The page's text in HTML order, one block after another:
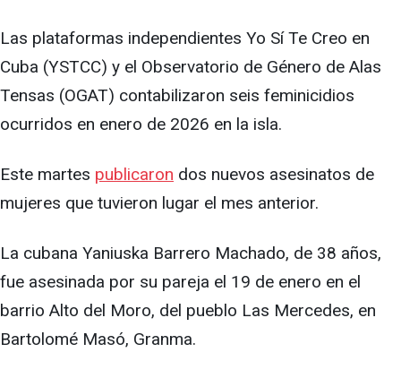
Las plataformas independientes Yo Sí Te Creo en
Cuba (YSTCC) y el Observatorio de Género de Alas
Tensas (OGAT) contabilizaron seis feminicidios
ocurridos en enero de 2026 en la isla.
Este martes publicaron dos nuevos asesinatos de
mujeres que tuvieron lugar el mes anterior.
La cubana Yaniuska Barrero Machado, de 38 años,
fue asesinada por su pareja el 19 de enero en el
barrio Alto del Moro, del pueblo Las Mercedes, en
Bartolomé Masó, Granma.